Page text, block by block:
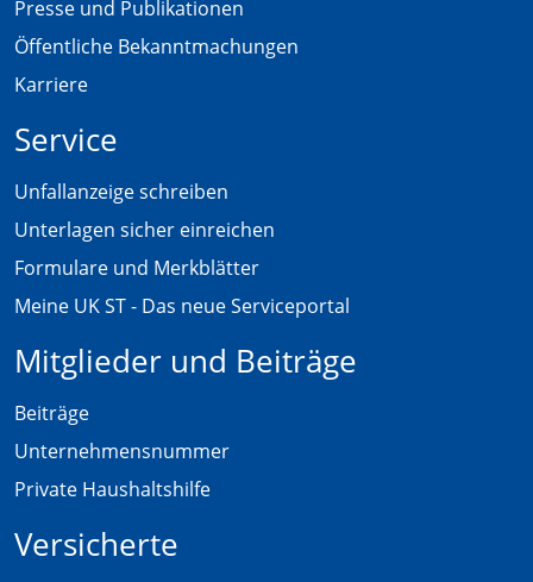
Presse und Publikationen
Öffentliche Bekanntmachungen
Karriere
Service
Unfallanzeige schreiben
Unterlagen sicher einreichen
Formulare und Merkblätter
Meine UK ST - Das neue Serviceportal
Mitglieder und Beiträge
Beiträge
Unternehmensnummer
Private Haushaltshilfe
Versicherte